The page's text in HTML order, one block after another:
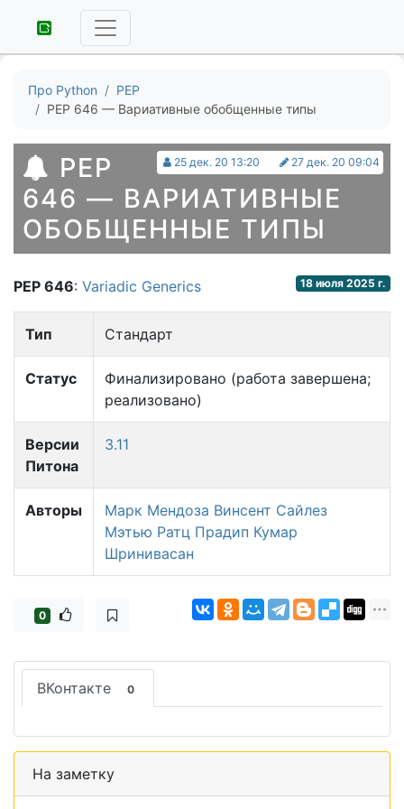
Про Python
PEP
PEP 646 — Вариативные обобщенные типы
25 дек. 20 13:20 27 дек. 20 09:04
PEP
646 — ВАРИАТИВНЫЕ
ОБОБЩЕННЫЕ ТИПЫ
18 июля 2025 г.
PEP 646: Variadic Generics
Тип Стандарт
Статус
Финализировано (работа завершена;
реализовано)
Версии
Питона
3.11
Авторы Марк Мендоза Винсент Сайлез
Мэтью Ратц Прадип Кумар
Шринивасан
0
ВКонтакте 0
На заметку